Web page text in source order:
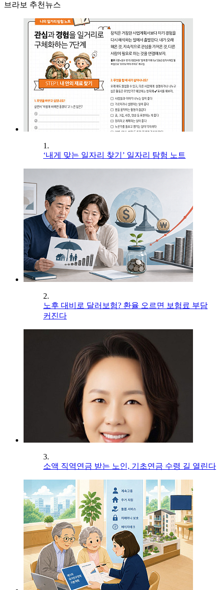
브라보 추천뉴스
1.
‘내게 맞는 일자리 찾기’ 일자리 탐험 노트
2.
노후 대비로 달러보험? 환율 오르면 보험료 부담
커진다
3.
소액 직역연금 받는 노인, 기초연금 수령 길 열린다